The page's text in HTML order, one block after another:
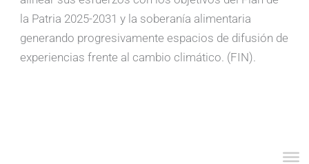
la Patria 2025-2031 y la soberanía alimentaria
generando progresivamente espacios de difusión de
experiencias frente al cambio climático. (FIN).